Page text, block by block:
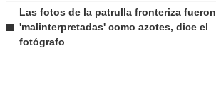
Las fotos de la patrulla fronteriza fueron
'malinterpretadas' como azotes, dice el
fotógrafo